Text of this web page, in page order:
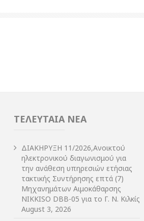
ΤΕΛΕΥΤΑΙΑ ΝΕΑ
ΔIΑΚΗΡΥΞΗ 11/2026,Ανοικτού
ηλεκτρονικού διαγωνισμού για
την ανάθεση υπηρεσιών ετήσιας
τακτικής Συντήρησης επτά (7)
Μηχανημάτων Αιμοκάθαρσης
NIKKISO DBB-05 για το Γ. Ν. Κιλκίς
August 3, 2026